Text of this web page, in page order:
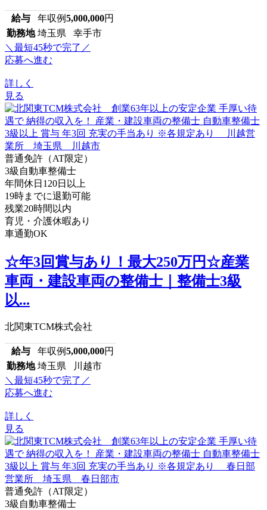
給与 年収例5,000,000円
勤務地 埼玉県 幸手市
＼最短45秒で完了／
応募へ進む
詳しく
見る
普通免許（AT限定）
3級自動車整備士
年間休日120日以上
19時までに退勤可能
残業20時間以内
育児・介護休暇あり
車通勤OK
☆年3回賞与あり！最大250万円☆産業
車両・建設車両の整備士｜整備士3級
以...
北関東TCM株式会社
給与 年収例5,000,000円
勤務地 埼玉県 川越市
＼最短45秒で完了／
応募へ進む
詳しく
見る
普通免許（AT限定）
3級自動車整備士